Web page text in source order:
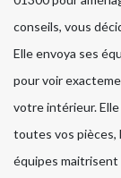
conseils, vous
Elle envoya ses
pour voir
votre intérieur.
toutes vos pièces,
équipes